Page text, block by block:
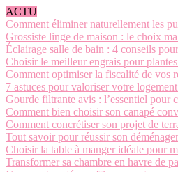
ACTU
Comment éliminer naturellement les
Grossiste linge de maison : le choix
Éclairage salle de bain : 4 conseils
Choisir le meilleur engrais pour
Comment optimiser la fiscalité de vos
7 astuces pour valoriser votre
Gourde filtrante avis : l’essentiel pour
Comment bien choisir son canapé
Comment concrétiser son projet de
Tout savoir pour réussir son
Choisir la table à manger idéale pour
Transformer sa chambre en havre de